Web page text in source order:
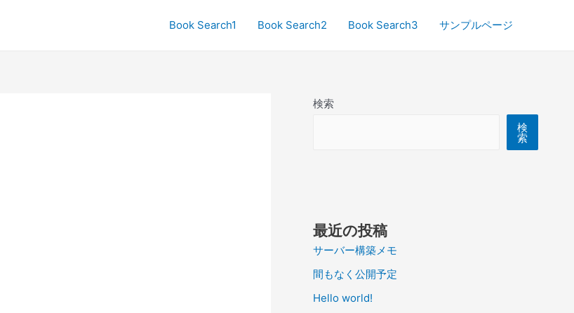
Book Search1 Book Search2 Book Search3 サンプルページ
検索
検
索
最近の投稿
サーバー構築メモ
間もなく公開予定
Hello world!